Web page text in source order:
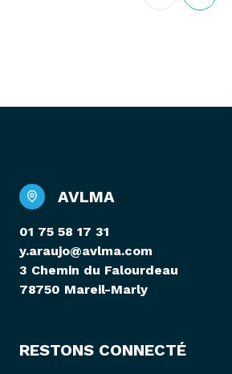
AVLMA
01 75 58 17 31
y.araujo@avlma.com
3 Chemin du Falourdeau
78750 Mareil-Marly
RESTONS CONNECTÉ